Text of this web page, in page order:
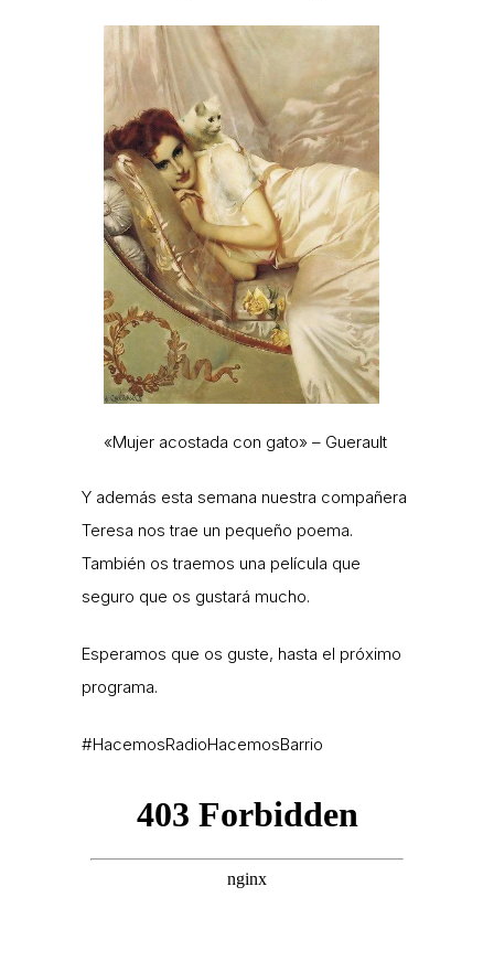
«Mujer acostada con gato» – Guerault
Y además esta semana nuestra compañera
Teresa nos trae un pequeño poema.
También os traemos una película que
seguro que os gustará mucho.
Esperamos que os guste, hasta el próximo
programa.
#HacemosRadioHacemosBarrio